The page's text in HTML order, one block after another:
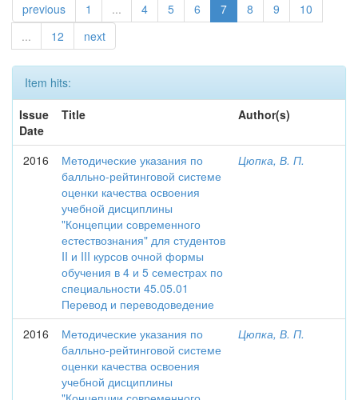
previous 1 ... 4 5 6 7 8 9
10
...
12 next
Item hits:
Issue
Date
Title Author(s)
2016
Методические указания по
балльно-рейтинговой системе
оценки качества освоения
учебной дисциплины
"Концепции современного
естествознания" для студентов
II и III курсов очной формы
обучения в 4 и 5 семестрах по
специальности 45.05.01
Перевод и переводоведение
Цюпка, В. П.
2016
Методические указания по
балльно-рейтинговой системе
оценки качества освоения
учебной дисциплины
Цюпка, В. П.